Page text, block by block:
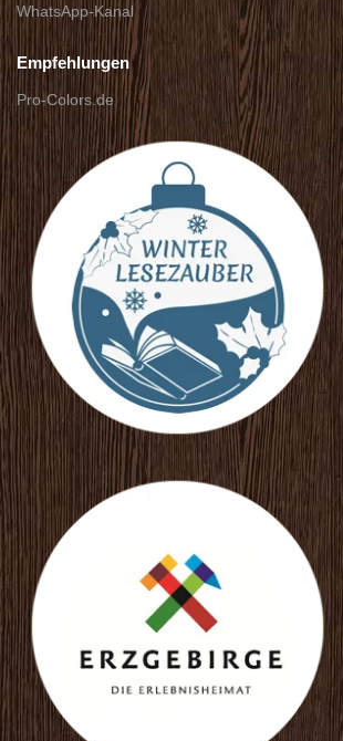
WhatsApp-Kanal
Empfehlungen
Pro-Colors.de